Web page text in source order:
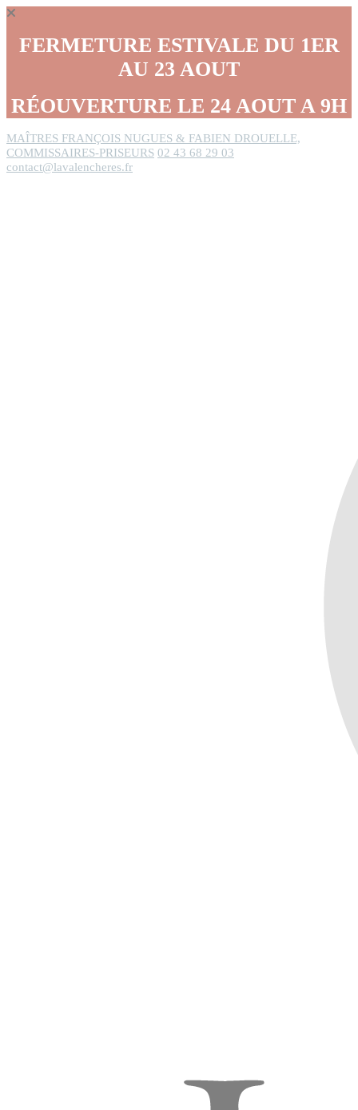
FERMETURE ESTIVALE DU 1ER
AU 23 AOUT
RÉOUVERTURE LE 24 AOUT A 9H
MAÎTRES FRANÇOIS NUGUES & FABIEN DROUELLE,
COMMISSAIRES-PRISEURS 02 43 68 29 03
contact@lavalencheres.fr
Panneau de gestion des cookies